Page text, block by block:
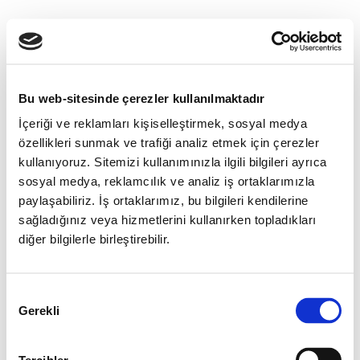
Bu web-sitesinde çerezler kullanılmaktadır
İçeriği ve reklamları kişiselleştirmek, sosyal medya
özellikleri sunmak ve trafiği analiz etmek için çerezler
kullanıyoruz. Sitemizi kullanımınızla ilgili bilgileri ayrıca
sosyal medya, reklamcılık ve analiz iş ortaklarımızla
paylaşabiliriz. İş ortaklarımız, bu bilgileri kendilerine
sağladığınız veya hizmetlerini kullanırken topladıkları
diğer bilgilerle birleştirebilir.
Seçimi
Gerekli